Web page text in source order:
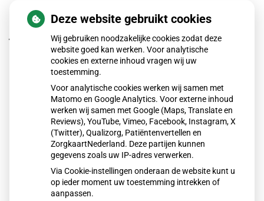
Wat is het RS-virus en waaraan herken
je het?
Het RS-virus veroorzaakt vooral in herfst en winter
luchtweginfecties bij baby’s, jonge kinderen en kwetsbare
ouderen. Klachten variëren van verkoudheid tot ernstige
benauwdheid. Meestal geneest het vanzelf, maar soms is
ziekenhuiszorg nodig. Goede hygiëne en de nieuwe RS-prik
voor baby’s verkleinen risico’s.
Lees het hele artikel op: Nationale zorggids
Publicatiedatum:16-12-2025
Deze website gebruikt cookies
Wij gebruiken noodzakelijke cookies zodat deze
website goed kan werken. Voor analytische
cookies en externe inhoud vragen wij uw
toestemming.
Voor analytische cookies werken wij samen met
Matomo en Google Analytics. Voor externe inhoud
werken wij samen met Google (Maps, Translate en
Reviews), YouTube, Vimeo, Facebook, Instagram, X
(Twitter), Qualizorg, Patiëntenvertellen en
ZorgkaartNederland. Deze partijen kunnen
gegevens zoals uw IP-adres verwerken.
Via Cookie-instellingen onderaan de website kunt u
op ieder moment uw toestemming intrekken of
aanpassen.